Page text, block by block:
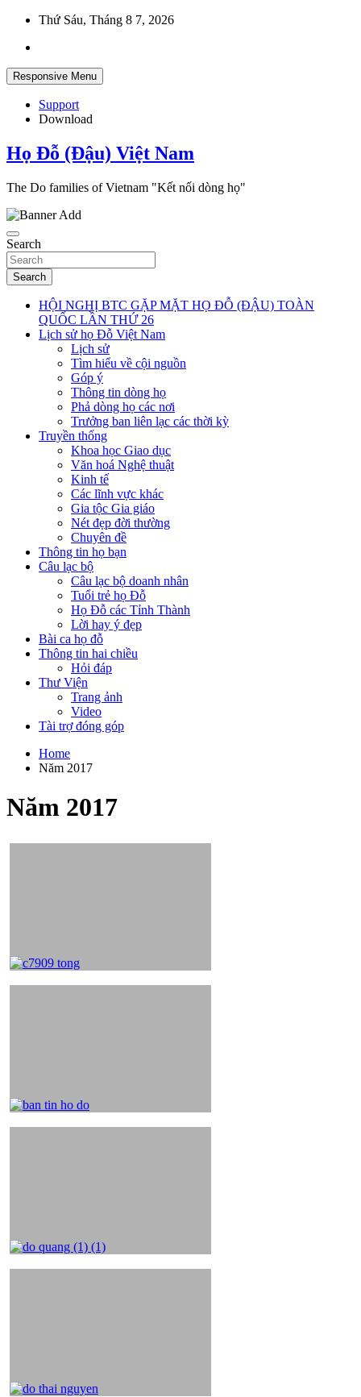
Skip
content
Thứ Sáu, Tháng 8 7, 2026
Responsive Menu
Support
Download
Họ Đỗ (Đậu) Việt Nam
The Do families of Vietnam "Kết nối dòng họ"
Search
Search
HỘI NGHỊ BTC GẶP MẶT HỌ ĐỖ (ĐẬU) TOÀN
QUỐC LẦN THỨ 26
Lịch sử họ Đỗ Việt Nam
Lịch sử
Tìm hiểu về cội nguồn
Góp ý
Thông tin dòng họ
Phả dòng họ các nơi
Trưởng ban liên lạc các thời kỳ
Truyền thống
Khoa học Giao dục
Văn hoá Nghệ thuật
Kinh tế
Các lĩnh vực khác
Gia tộc Gia giáo
Nét đẹp đời thường
Chuyên đề
Thông tin họ bạn
Câu lạc bộ
Câu lạc bộ doanh nhân
Tuổi trẻ họ Đỗ
Họ Đỗ các Tỉnh Thành
Lời hay ý đẹp
Bài ca họ đỗ
Thông tin hai chiều
Hỏi đáp
Thư Viện
Trang ảnh
Video
Tài trợ đóng góp
Home
Năm 2017
Năm 2017